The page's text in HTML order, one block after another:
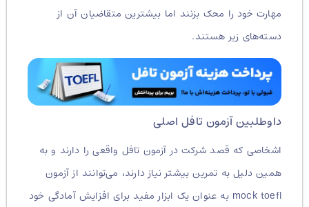
مهارت خود را محک بزنند اما بیشترین متقاضیان آن از
دسته‌های زیر هستند.
داوطلبین آزمون تافل اصلی
اشخاصی که قصد شرکت در آزمون تافل واقعی را دارند و به
همین دلیل به تمرین بیشتر نیاز دارند، می‌توانند از آزمون
mock toefl به عنوان یک ابزار مفید برای افزایش آمادگی خود